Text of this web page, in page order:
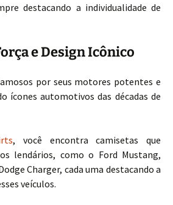
destacando a individualidade de
e Design Icônico
por seus motores potentes e
ícones automotivos das décadas de
, você encontra camisetas que
lendários, como o Ford Mustang,
Charger, cada uma destacando a
veículos.